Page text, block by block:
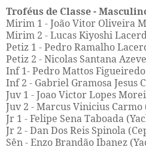
Troféus de Classe -
Mirim 1 - João Vitor Oliveira
Mirim 2 - Lucas Kiyoshi
Petiz 1 - Pedro Ramalho
Petiz 2 - Nicolas Santana
Inf 1- Pedro Mattos
Inf 2 - Gabriel Gramosa Jesus
Juv 1 - Joao Victor Lopes
Juv 2 - Marcus Vinicius Carmo
Jr 1 - Felipe Sena Taboada
Jr 2 - Dan Dos Reis Spinola
Sên - Enzo Brandão Ibanez